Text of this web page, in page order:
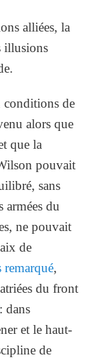
alliées, la
illusions
conditions de
alors que
que la
pouvait
sans
du
ne pouvait
de
remarqué,
du front
: dans
et le haut-
de